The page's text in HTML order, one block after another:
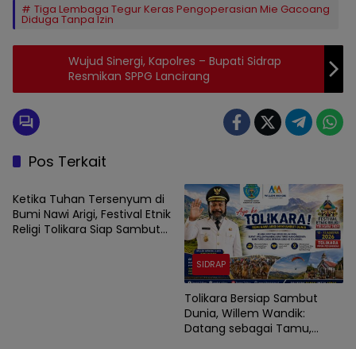
Tiga Lembaga Tegur Keras Pengoperasian Mie Gacoang
Diduga Tanpa Izin
Wujud Sinergi, Kapolres – Bupati Sidrap
Resmikan SPPG Lancirang
Pos Terkait
SIDRAP
Ketika Tuhan Tersenyum di
Bumi Nawi Arigi, Festival Etnik
Religi Tolikara Siap Sambut
SIDRAP
Tolikara Bersiap Sambut
Dunia, Willem Wandik:
Datang sebagai Tamu,
SIDRAP